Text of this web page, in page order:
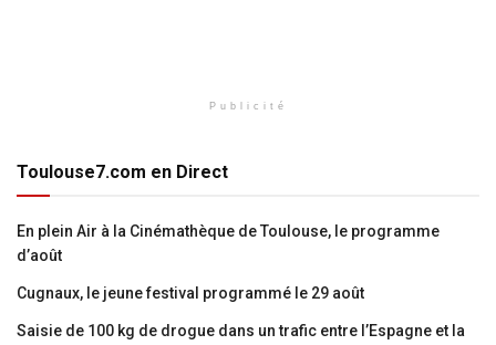
Publicité
Toulouse7.com en Direct
En plein Air à la Cinémathèque de Toulouse, le programme
d’août
Cugnaux, le jeune festival programmé le 29 août
Saisie de 100 kg de drogue dans un trafic entre l’Espagne et la